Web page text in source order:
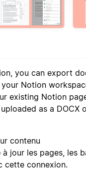
you can export
Notion
existing Notion
as a DOCX
contenu
jour les pages, les
cette connexion.